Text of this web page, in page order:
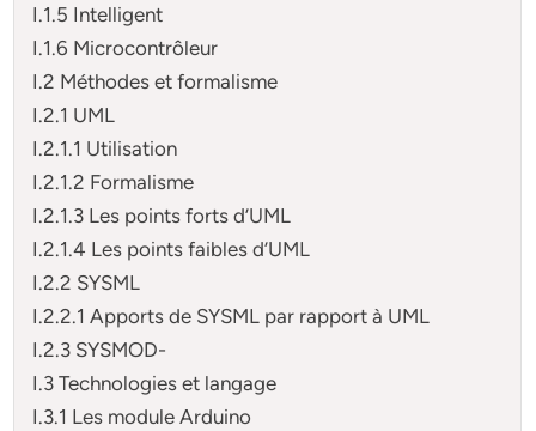
I.1.5 Intelligent
I.1.6 Microcontrôleur
I.2 Méthodes et formalisme
I.2.1 UML
I.2.1.1 Utilisation
I.2.1.2 Formalisme
I.2.1.3 Les points forts d’UML
I.2.1.4 Les points faibles d’UML
I.2.2 SYSML
I.2.2.1 Apports de SYSML par rapport à UML
I.2.3 SYSMOD-
I.3 Technologies et langage
I.3.1 Les module Arduino